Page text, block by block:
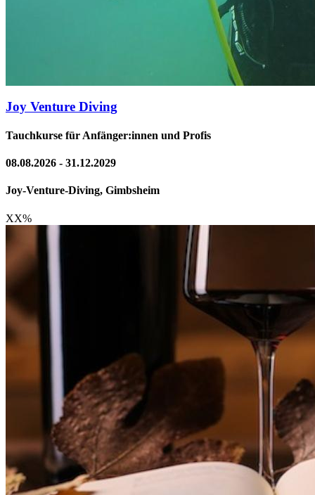
Joy Venture Diving
Tauchkurse für Anfänger:innen und Profis
08.08.2026 - 31.12.2029
Joy-Venture-Diving, Gimbsheim
XX%